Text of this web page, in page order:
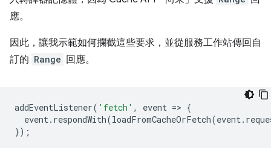
應。
因此，讓我示範如何攔截這些要求，並從服務工作站傳回自
訂的 Range 回應。
addEventListener( 'fetch' , event => {
event. respondWith(loadFromCacheOrFetch(event.
});